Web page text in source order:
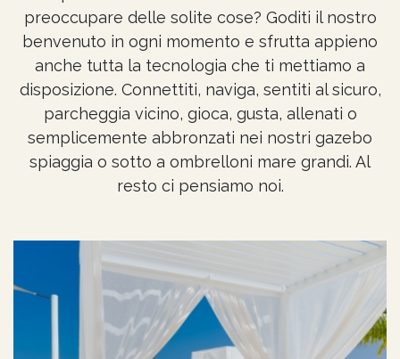
preoccupare delle solite cose? Goditi il nostro
benvenuto in ogni momento e sfrutta appieno
anche tutta la tecnologia che ti mettiamo a
disposizione. Connettiti, naviga, sentiti al sicuro,
parcheggia vicino, gioca, gusta, allenati o
semplicemente abbronzati nei nostri gazebo
spiaggia o sotto a ombrelloni mare grandi. Al
resto ci pensiamo noi.